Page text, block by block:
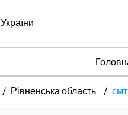
Рівненська область